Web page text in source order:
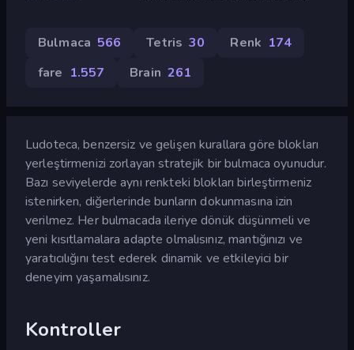
Bulmaca 566 Tetris 30 Renk 174
fare 1.557 Brain 261
Ludoteca, benzersiz ve gelişen kurallara göre blokları
yerleştirmenizi zorlayan stratejik bir bulmaca oyunudur.
Bazı seviyelerde aynı renkteki blokları birleştirmeniz
istenirken, diğerlerinde bunların dokunmasına izin
verilmez. Her bulmacada ileriye dönük düşünmeli ve
yeni kısıtlamalara adapte olmalısınız, mantığınızı ve
yaratıcılığını test ederek dinamik ve etkileyici bir
deneyim yaşamalısınız.
Kontroller